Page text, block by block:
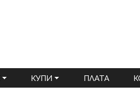
КУПИ ПЛАТА